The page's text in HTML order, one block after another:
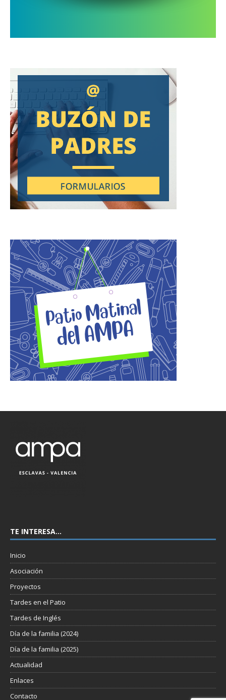
TE INTERESA…
Inicio
Asociación
Proyectos
Tardes en el Patio
Tardes de Inglés
Día de la familia (2024)
Día de la familia (2025)
Actualidad
Enlaces
Contacto